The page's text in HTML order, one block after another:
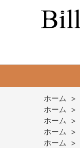
ホーム >
ホーム >
ホーム >
ホーム >
ホーム >